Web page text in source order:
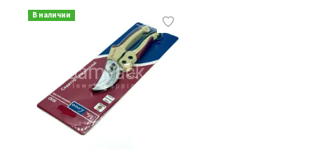
В наличии